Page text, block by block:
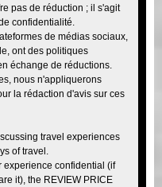
pas de réduction ; il s'agit
confidentialité.
de médias sociaux,
ont des politiques
échange de réductions.
nous n'appliquerons
la rédaction d'avis sur ces
travel experiences
of travel.
experience confidential (if
it), the REVIEW PRICE